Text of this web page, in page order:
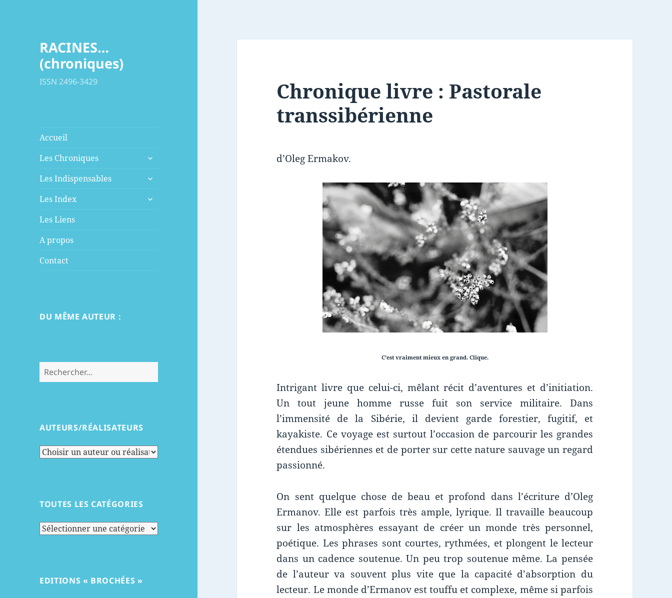
RACINES…
(chroniques)
ISSN 2496-3429
Accueil
Les Chroniques
ouvrir
sous-
Les Indispensables
ouvrir
sous-
Les Index
ouvrir
Les Liens
A propos
Contact
DU MÊME AUTEUR :
Rechercher :
AUTEURS/RÉALISATEURS
TOUTES LES CATÉGORIES
Toutes
EDITIONS « BROCHÉES »
Chronique livre : Pastorale
transsibérienne
d’Oleg Ermakov.
C’est vraiment mieux en grand. Clique.
Intrigant livre que celui-ci, mêlant récit d’aventures et d’initiation.
Un tout jeune homme russe fuit son service militaire. Dans
l’immensité de la Sibérie, il devient garde forestier, fugitif, et
kayakiste. Ce voyage est surtout l’occasion de parcourir les grandes
étendues sibériennes et de porter sur cette nature sauvage un regard
passionné.
On sent quelque chose de beau et profond dans l’écriture d’Oleg
Ermanov. Elle est parfois très ample, lyrique. Il travaille beaucoup
sur les atmosphères essayant de créer un monde très personnel,
poétique. Les phrases sont courtes, rythmées, et plongent le lecteur
dans un cadence soutenue. Un peu trop soutenue même. La pensée
de l’auteur va souvent plus vite que la capacité d’absorption du
lecteur. Le monde d’Ermanov est touffu et complexe, même si parfois